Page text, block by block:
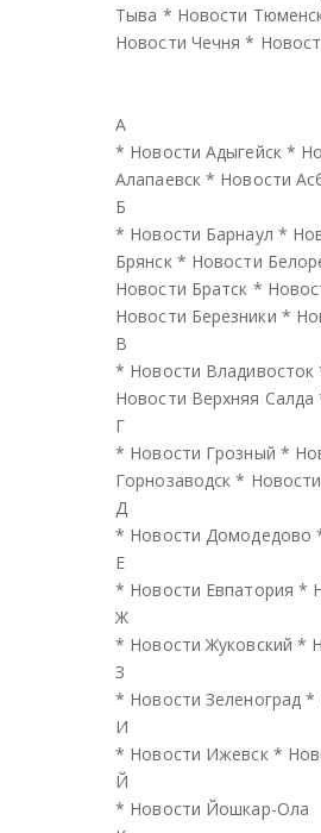
Тыва * Новости
Новости Чечня *
А
* Новости Адыгейск*
Алапаевск* Новости
Б
* Новости Барнаул *
Брянск* Новости
Новости Братск *
Новости Березники *
В
* Новости Владивосток
Новости Верхняя Салда
Г
* Новости Грозный *
Горнозаводск *
Д
* Новости Домодедово
Е
* Новости Евпатория *
Ж
* Новости Жуковский *
З
* Новости Зеленоград *
И
* Новости Ижевск*
Й
* Новости Йошкар-Ола